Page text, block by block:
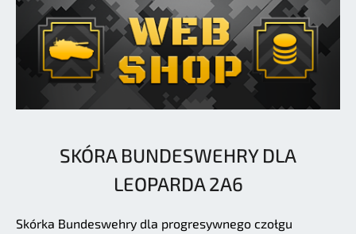
SKÓRA BUNDESWEHRY DLA
LEOPARDA 2A6
Skórka Bundeswehry dla progresywnego czołgu